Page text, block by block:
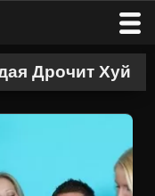
Дрочит Хуй